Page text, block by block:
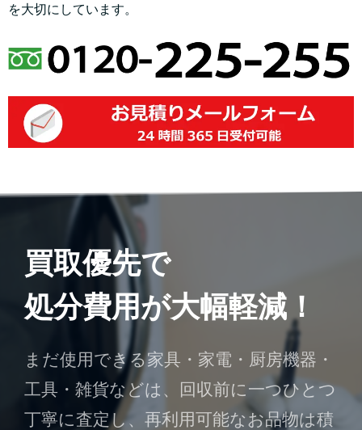
を大切にしています。
買取優先で
処分費用が大幅軽減！
まだ使用できる家具・家電・厨房機器・
工具・雑貨などは、回収前に一つひとつ
丁寧に査定し、再利用可能なお品物は積